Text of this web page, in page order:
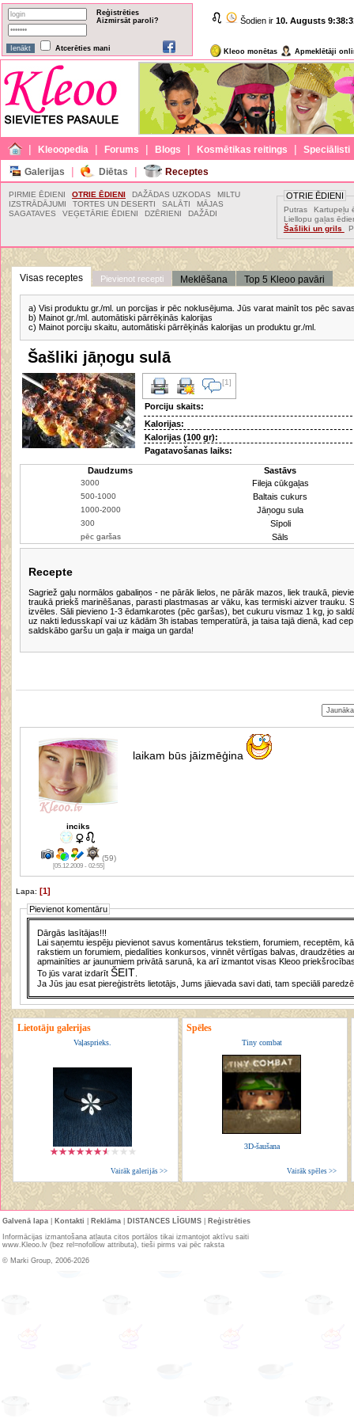
Reģistrēties
Aizmirsāt paroli?
Atcerēties mani
Šodien ir 10. Augusts
Kleoo monētas Apmeklētāji
| Kleoopedia | Forums | Blogs | Kosmētikas reitings | Speciālisti
Galerijas | Diētas | Receptes
OTRIE ĒDIENI
Putras
Kartupeļu
Liellopu gaļas
Šašliki un grils
PIRMIE ĒDIENI OTRIE ĒDIENI DAŽĀDAS UZKODAS
MILTU
IZSTRĀDĀJUMI
TORTES UN DESERTI SALĀTI
MĀJAS
SAGATAVES
VEĢETĀRIE ĒDIENI DZĒRIENI DAŽĀDI
Visas receptes Pievienot recepti Meklēšana Top 5 Kleoo pavāri
a) Visi produktu gr./ml. un porcijas ir pēc noklusējuma. Jūs varat mainīt tos pēc
b) Mainot gr./ml. automātiski pārrēķinās kalorijas
c) Mainot porciju skaitu, automātiski pārrēķinās kalorijas un produktu gr./ml.
Šašliki jāņogu sulā
[1]
Porciju skaits:
Kalorijas:
Kalorijas (100 gr):
Pagatavošanas laiks:
Daudzums
Sastāvs
Fileja cūkgaļas
Baltais cukurs
Jāņogu sula
Sīpoli
Sāls
Recepte
Sagriež gaļu normālos gabaliņos - ne pārāk lielos, ne pārāk mazos, liek traukā,
traukā priekš marinēšanas, parasti plastmasas ar vāku, kas termiski aizver trauku.
izvēles. Sāli pievieno 1-3 ēdamkarotes (pēc garšas), bet cukuru vismaz 1 kg, jo
uz nakti ledusskapī vai uz kādām 3h istabas temperatūrā, ja taisa tajā dienā, kad
saldskābo garšu un gaļa ir maiga un garda!
inciks
(59)
[05.12.2009 - 02:55]
laikam būs jāizmēģina
Lapa: [1]
Pievienot komentāru
Dārgās lasītājas!!!
Lai saņemtu iespēju pievienot savus komentārus tekstiem, forumiem, receptēm,
rakstiem un forumiem, piedalīties konkursos, vinnēt vērtīgas balvas, draudzēties
apmainīties ar jaunumiem privātā sarunā, ka arī izmantot visas Kleoo
To jūs varat izdarītŠEIT
Ja Jūs jau esat piereģistrēts lietotājs, Jums jāievada savi dati, tam speciāli
Lietotāju galerijas
Vaļasprieks.
Vairāk galerijās >>
Spēles
Tiny combat
3D-šaušana
Vairāk spēles >>
Galvenā lapa Kontakti Reklāma DISTANCES LĪGUMS
Reģistrēties
Informācijas izmantošana atļauta citos portālos tikai izmantojot aktīvu saiti
www.Kleoo.lv (bez rel=nofollow attributa), tieši pirms vai pēc raksta
© Marki Group, 2006-2026